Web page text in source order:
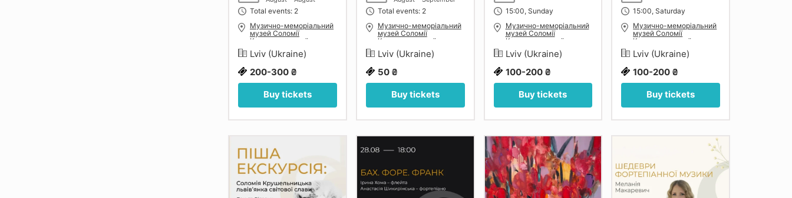
Total events: 2
Музично-меморіальний
музей Соломії
Крушельницької у
Львові
Lviv (Ukraine)
200-300 ₴
Buy tickets
Total events: 2
Музично-меморіальний
музей Соломії
Крушельницької у
Львові
Lviv (Ukraine)
50 ₴
Buy tickets
15:00, Sunday
Музично-меморіальний
музей Соломії
Крушельницької у
Львові
Lviv (Ukraine)
100-200 ₴
Buy tickets
15:00, Saturday
Музично-меморіальний
музей Соломії
Крушельницької у
Львові
Lviv (Ukraine)
100-200 ₴
Buy tickets